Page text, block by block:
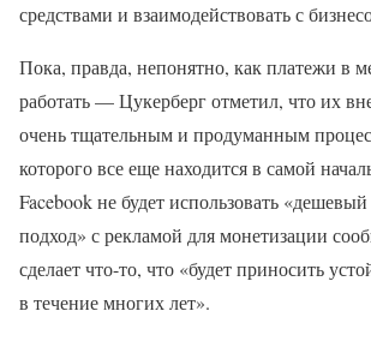
средствами и взаимодействовать с
Пока, правда, непонятно, как платежи в
работать — Цукерберг отметил, что их
очень тщательным и продуманным
которого все еще находится в самой
Facebook не будет использовать
подход» с рекламой для монетизации
сделает что-то, что «будет приносить
в течение многих лет».